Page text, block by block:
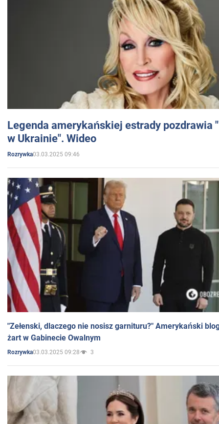
Legenda amerykańskiej estrady pozdrawia
w Ukrainie". Wideo
Rozrywka03.03.2025 09:46
"Zełenski, dlaczego nie nosisz garnituru?" Amerykański
żart w Gabinecie Owalnym
Rozrywka03.03.2025 09:28 3